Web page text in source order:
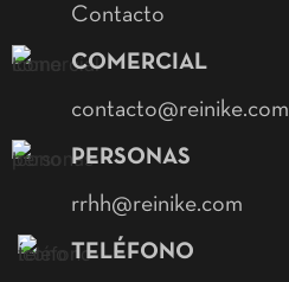
Contacto
COMERCIAL
contacto@reinike.com
PERSONAS
rrhh@reinike.com
TELÉFONO